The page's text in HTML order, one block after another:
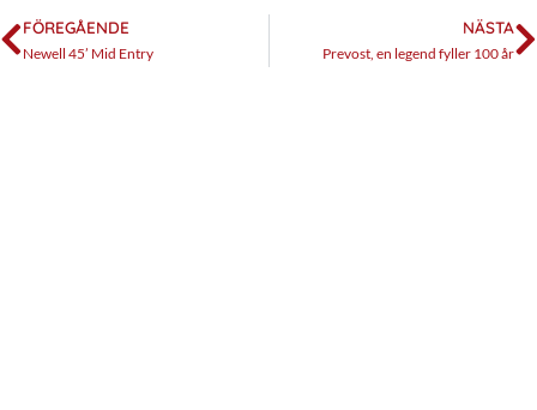
FÖREGÅENDE
Newell 45’ Mid Entry
NÄSTA
Prevost, en legend fyller 100 år